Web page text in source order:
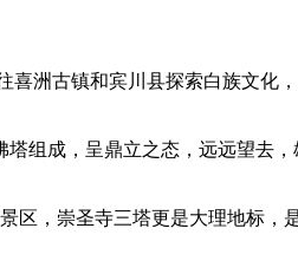
喜洲古镇和宾川县探索白族文化
组成，呈鼎立之态，远远望去
区，崇圣寺三塔更是大理地标，